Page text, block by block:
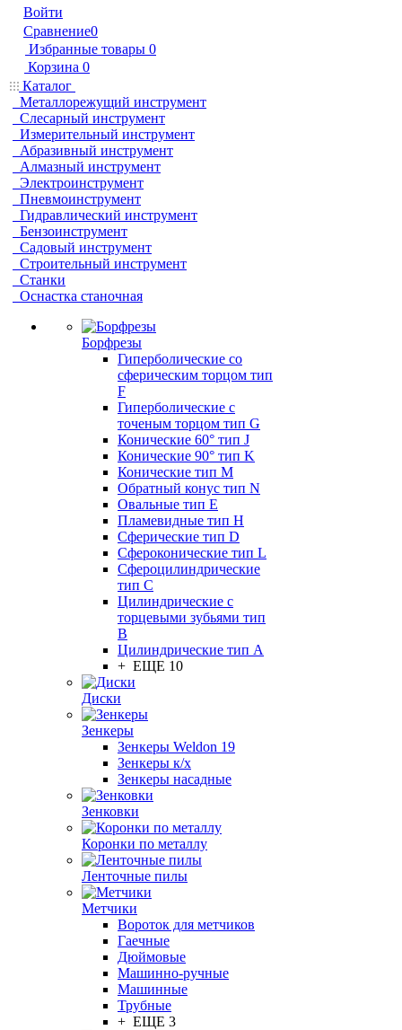
Войти
Сравнение0
Избранные товары 0
Корзина 0
Каталог
Металлорежущий инструмент
Слесарный инструмент
Измерительный инструмент
Абразивный инструмент
Алмазный инструмент
Электроинструмент
Пневмоинструмент
Гидравлический инструмент
Бензоинструмент
Садовый инструмент
Строительный инструмент
Станки
Оснастка станочная
Борфрезы
Гиперболические cо
сферическим торцом тип
F
Гиперболические с
точеным торцом тип G
Конические 60° тип J
Конические 90° тип K
Конические тип M
Обратный конус тип N
Овальные тип E
Пламевидные тип H
Сферические тип D
Сфероконические тип L
Сфероцилиндрические
тип C
Цилиндрические с
торцевыми зубьями тип
B
Цилиндрические тип А
+ ЕЩЕ 10
Диски
Зенкеры
Зенкеры Weldon 19
Зенкеры к/х
Зенкеры насадные
Зенковки
Коронки по металлу
Ленточные пилы
Метчики
Вороток для метчиков
Гаечные
Дюймовые
Машинно-ручные
Машинные
Трубные
+ ЕЩЕ 3